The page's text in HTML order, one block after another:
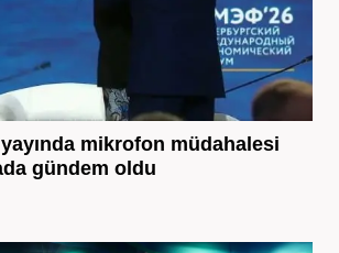
mikrofon müdahalesi
gündem oldu